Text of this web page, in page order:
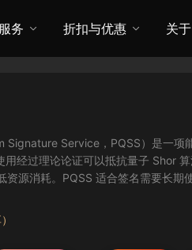
务 折扣与优惠 关于
Service，PQSS）是一项
用经过理论论证可以抵抗量子 Shor
源消耗。PQSS 适合签名需要长期